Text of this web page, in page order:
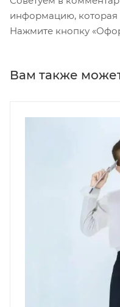
информацию, которая
Нажмите кнопку
Вам также